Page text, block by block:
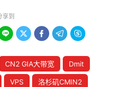
享到
    
CN2 GIA大带宽 Dmit
VPS 洛杉矶CMIN2